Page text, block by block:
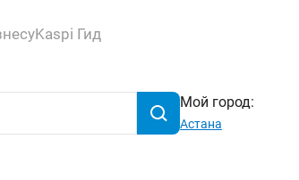
Kaspi Гид
Мой город:
Астана